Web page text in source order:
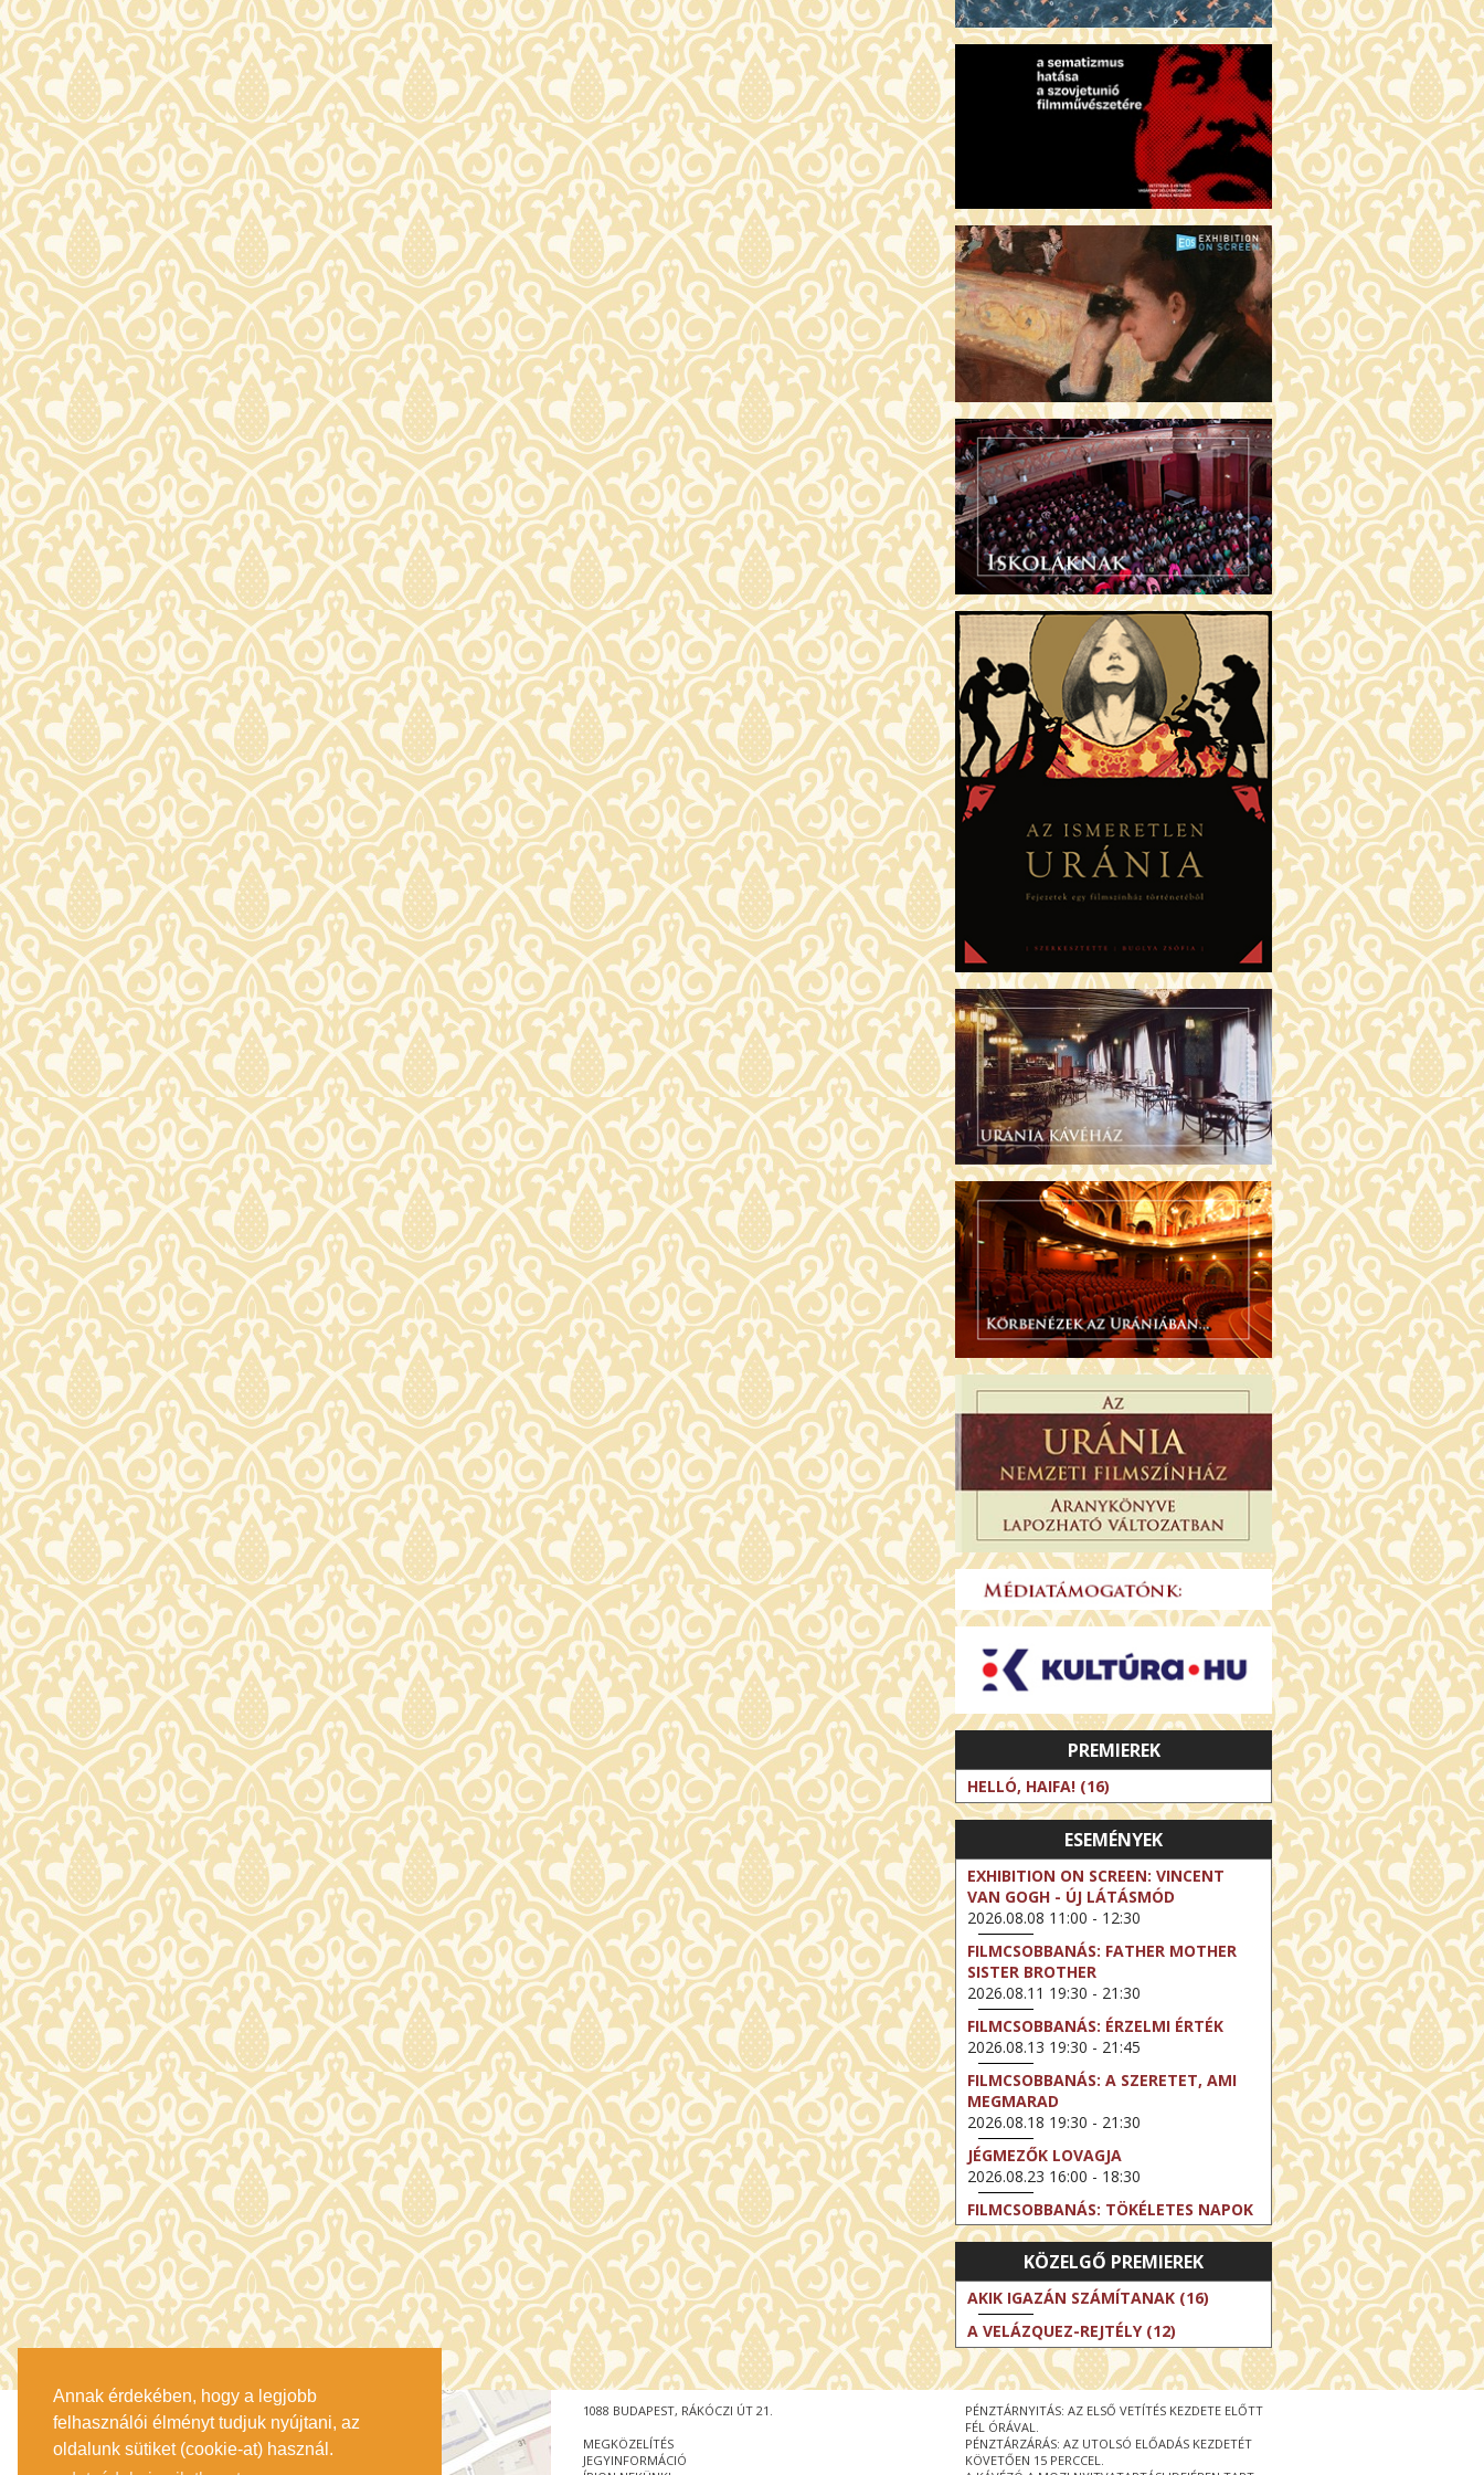
Annak érdekében, hogy a legjobb
felhasználói élményt tudjuk nyújtani, az
oldalunk sütiket (cookie-at) használ.
PREMIEREK
HELLÓ, HAIFA! (16)
ESEMÉNYEK
EXHIBITION ON SCREEN: VINCENT
VAN GOGH - ÚJ LÁTÁSMÓD
2026.08.08 11:00 - 12:30
FILMCSOBBANÁS: FATHER MOTHER
SISTER BROTHER
2026.08.11 19:30 - 21:30
FILMCSOBBANÁS: ÉRZELMI ÉRTÉK
2026.08.13 19:30 - 21:45
FILMCSOBBANÁS: A SZERETET, AMI
MEGMARAD
2026.08.18 19:30 - 21:30
JÉGMEZŐK LOVAGJA
2026.08.23 16:00 - 18:30
FILMCSOBBANÁS: TÖKÉLETES NAPOK
2026.08.25 19:30 - 21:45
FILMCSOBBANÁS: IFJÚSÁG
2026.08.27 19:30 - 21:30
EXHIBITION ON SCREEN: VINCENT
VAN GOGH - ÚJ LÁTÁSMÓD
2026.08.30 11:00 - 12:30
NT LIVE / DAVID IRELAND: THE FIFTH
STEP
2026.09.01 19:00 - 21:00
BERLIN ELESTE
KÖZELGŐ PREMIEREK
AKIK IGAZÁN SZÁMÍTANAK (16)
A VELÁZQUEZ-REJTÉLY (12)
PÉNZTÁRNYITÁS: AZ ELSŐ VETÍTÉS KEZDETE ELŐTT
FÉL ÓRÁVAL.
PÉNZTÁRZÁRÁS: AZ UTOLSÓ ELŐADÁS KEZDETÉT
KÖVETŐEN 15 PERCCEL.
1088 BUDAPEST, RÁKÓCZI ÚT 21.
MEGKÖZELÍTÉS
JEGYINFORMÁCIÓ